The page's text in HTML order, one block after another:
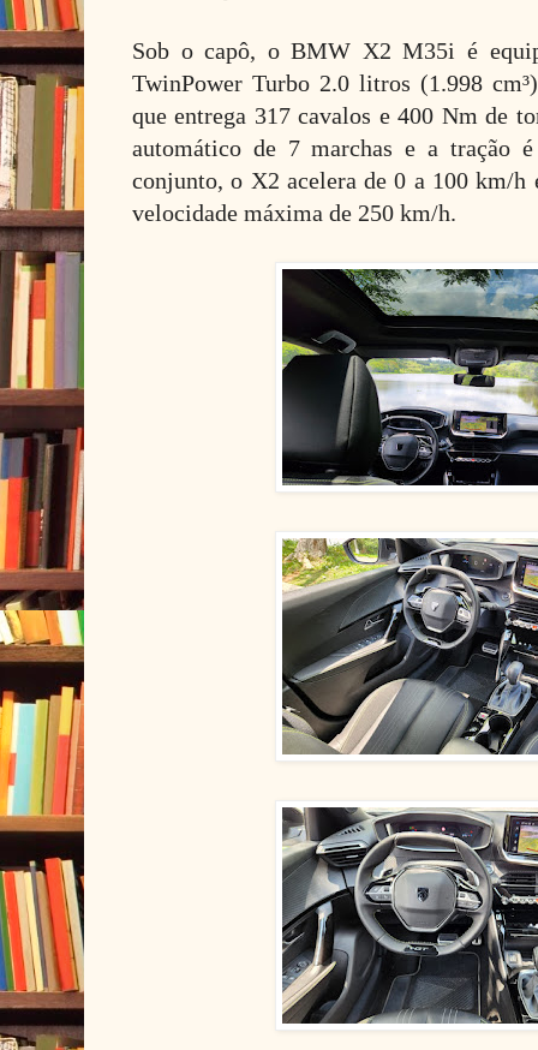
Sob o capô, o BMW X2 M35i é
TwinPower Turbo 2.0 litros (1.998
que entrega 317 cavalos e 400 Nm de
automático de 7 marchas e a tração
conjunto, o X2 acelera de 0 a 100 km/h
velocidade máxima de 250 km/h.